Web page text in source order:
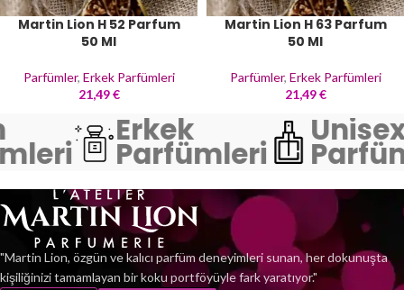
Martin Lion H 52 Parfum
50 Ml
Parfümler, Erkek Parfümleri
21,49€
Martin Lion H 63 Parfum
50 Ml
Parfümler, Erkek Parfümleri
21,49€
Erkek
Parfümleri
Unisex
"Martin Lion, özgün ve kalıcı parfüm deneyimleri sunan, her dokunuşta
kişiliğinizi tamamlayan bir koku portföyüyle fark yaratıyor."